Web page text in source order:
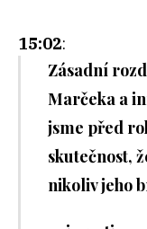
15:02:
Zásadní
Marčeka a
jsme před
skutečnost,
nikoliv jeho